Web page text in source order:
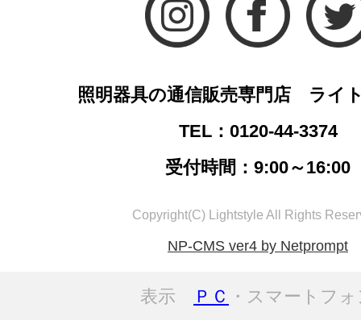
照明器具の通信販売専門店 ライ
TEL：0120-44-3374
受付時間：9:00～16:00
Copyright(C) Lightstyle All Rights
NP-CMS ver4 by Netprompt
表示 ＰＣ ・スマートフ